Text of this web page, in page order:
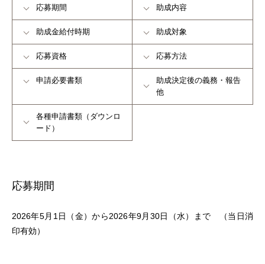
応募期間 助成内容
助成金給付時期 助成対象
応募資格 応募方法
申請必要書類
助成決定後の義務・報告
他
各種申請書類（ダウンロ
ード）
応募期間
2026年5月1日（金）から2026年9月30日（水）まで （当日消
印有効）